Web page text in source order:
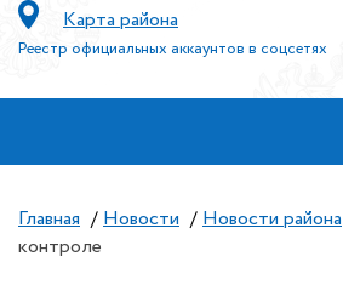
Карта района
Реестр официальных аккаунтов в соцсетях
Главная / Новости / Новости района
контроле